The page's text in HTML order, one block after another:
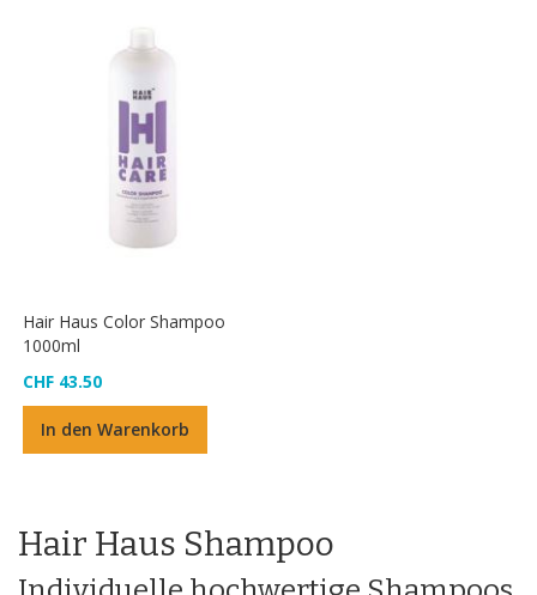
Hair Haus Color Shampoo
1000ml
CHF 43.50
In den Warenkorb
Hair Haus Shampoo